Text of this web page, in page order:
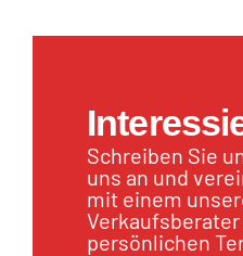
Schreiben Sie
uns an und
mit einem
persönlichen